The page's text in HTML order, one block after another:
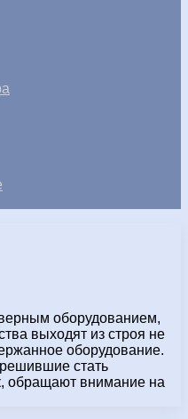
оборудованием,
выходят из строя не
оборудование.
стать
обращают внимание на